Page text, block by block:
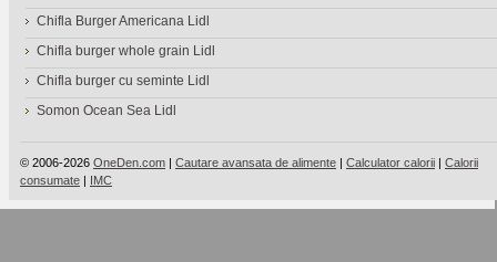
Chifla Burger Americana Lidl
Chifla burger whole grain Lidl
Chifla burger cu seminte Lidl
Somon Ocean Sea Lidl
© 2006-2026 OneDen.com | Cautare avansata de alimente | Calculator calorii | Calorii
consumate | IMC